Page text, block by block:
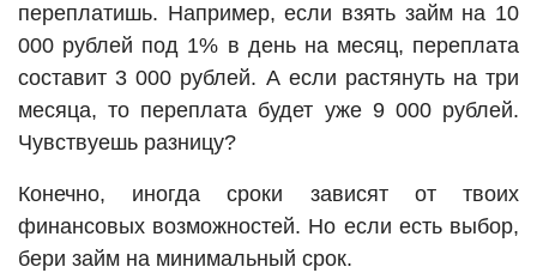
переплатишь. Например, если взять займ на 10
000 рублей под 1% в день на месяц, переплата
составит 3 000 рублей. А если растянуть на три
месяца, то переплата будет уже 9 000 рублей.
Чувствуешь разницу?
Конечно, иногда сроки зависят от твоих
финансовых возможностей. Но если есть выбор,
бери займ на минимальный срок.